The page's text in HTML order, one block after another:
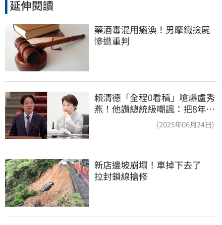
延伸閱讀
藥酒毒混用癱渙！男摩鐵撿屍
慘遭重判
賴清德「全程0看稿」嗆爆盧秀
燕！他讚總統級嘲諷：把8年總
(2025年06月24日)
新店邊坡崩塌！車掉下去了
拉封鎖線搶修